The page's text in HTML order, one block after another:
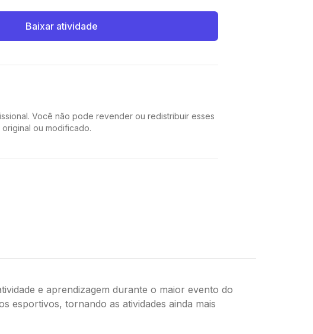
Baixar atividade
Você não pode revender ou redistribuir esses
ou modificado.
X em Pinterest
e aprendizagem durante o maior evento do
esportivos, tornando as atividades ainda mais